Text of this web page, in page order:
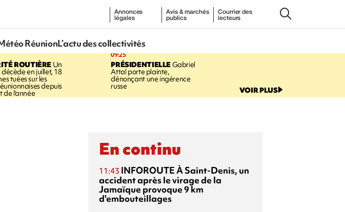
Annonces
légales
Avis & marchés
publics
Courrier des
lecteurs
RéunionL’actu des collectivités
ROUTIÈRE Un
en juillet, 18
tuées sur les
depuis
de l'année
09:25
PRÉSIDENTIELLEGabriel
Attal porte plainte,
dénonçant une ingérence
russe VOIR PLUS
En continu
11:43 INFOROUTEÀ Saint-Denis, un
accident après le virage de la
Jamaïque provoque 9 km
d'embouteillages